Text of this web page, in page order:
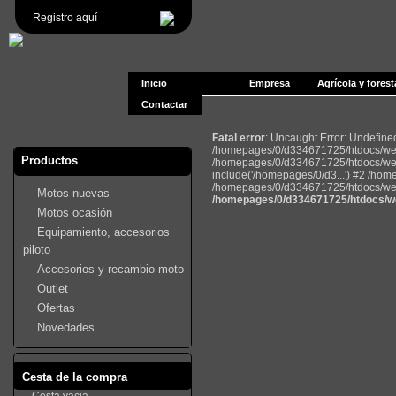
Registro aquí
Inicio Empresa
Agrícola y
Contactar
Productos
Motos nuevas
Motos ocasión
Equipamiento, accesorios
piloto
Accesorios y recambio moto
Outlet
Ofertas
Novedades
Cesta de la compra
Fatal error: Uncaught Error:
/homepages/0/d334671725/htdocs/
/homepages/0/d334671725/htdocs/
include('/homepages/0/d3...') #2 /
/homepages/0/d334671725/htdocs/
/homepages/0/d334671725/htdocs/